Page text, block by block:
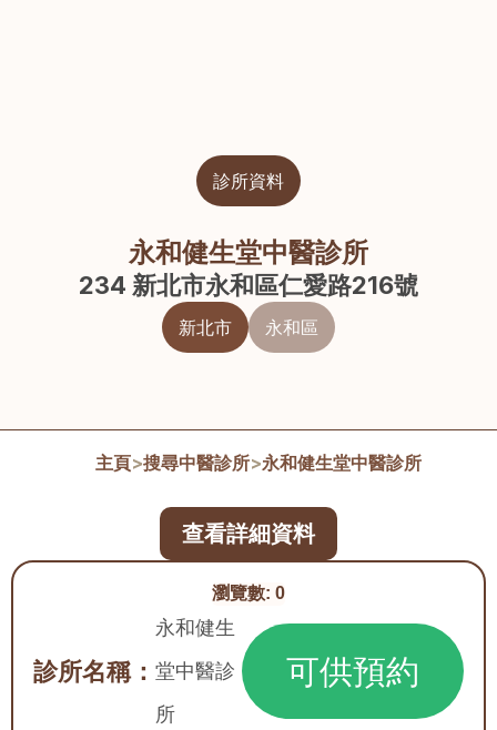
診所資料
永和健生堂中醫診所
234 新北市永和區仁愛路216號
新北市 永和區
主頁>搜尋中醫診所>永和健生堂中醫診所
瀏覽數: 0
診所名稱：
永和健生
堂中醫診
所
可供預約
查看詳細資料